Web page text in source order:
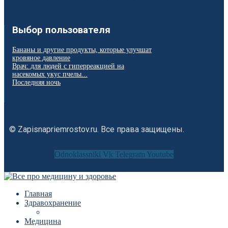
Выбор пользователя
Бананы и другие продукты, которые улучшат
кровяное давление
Врач: для людей с гиперреакцией на
насекомых укус пчелы...
Последняя ночь
© Zapisnapriemrostov.ru. Все права защищены.
Odnoklassniki Vk Telegram Youtube
Главная
Здравохранение
Медицина